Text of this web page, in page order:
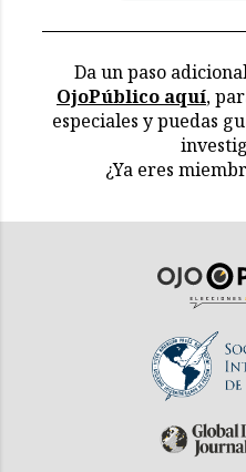
Da un paso
OjoPúblico aquí,
especiales y puedas
¿Ya eres